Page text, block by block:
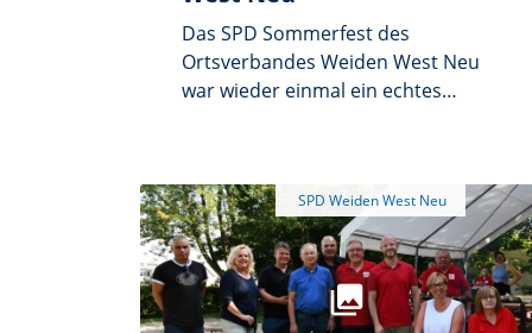
Das SPD Sommerfest des
Ortsverbandes Weiden West Neu
war wieder einmal ein echtes
Samstag verwandelte sich das
Gelände neben der Rehbühlschule
in eine lebendige Festmeile, die mit
viel Freude, guter Laune und
köstlichem Essen begeisterte.